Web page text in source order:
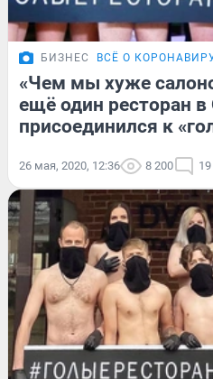
БИЗНЕС ВСЁ О
«Чем мы хуже
ещё один ресторан
присоединился к
26 мая, 2020, 12:36 8 200 19